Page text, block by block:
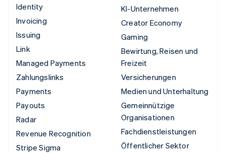
Identity
Invoicing
Issuing
Link
Managed Payments
Zahlungslinks
Payments
Payouts
Radar
Revenue Recognition
Stripe Sigma
KI-Unternehmen
Creator Economy
Gaming
Bewirtung, Reisen und
Freizeit
Versicherungen
Medien und Unterhaltung
Gemeinnützige
Organisationen
Fachdienstleistungen
Öffentlicher Sektor